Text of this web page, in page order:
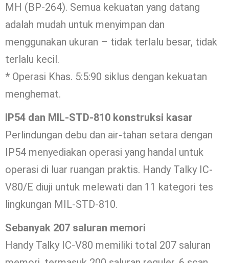
MH (BP-264). Semua kekuatan yang datang
adalah mudah untuk menyimpan dan
menggunakan ukuran – tidak terlalu besar, tidak
terlalu kecil.
* Operasi Khas. 5:5:90 siklus dengan kekuatan
menghemat.
IP54 dan MIL-STD-810 konstruksi kasar
Perlindungan debu dan air-tahan setara dengan
IP54 menyediakan operasi yang handal untuk
operasi di luar ruangan praktis. Handy Talky IC-
V80/E diuji untuk melewati dan 11 kategori tes
lingkungan MIL-STD-810.
Sebanyak 207 saluran memori
Handy Talky IC-V80 memiliki total 207 saluran